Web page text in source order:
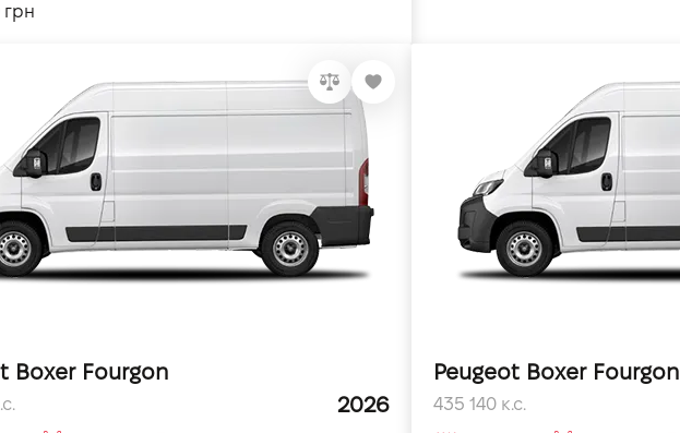
грн
Boxer Fourgon
2026
Peugeot Boxer Fourgon
435 140 к.с.